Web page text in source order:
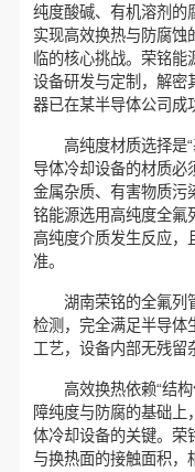
纯度酸碱、有机溶剂的
实现高效换热与防腐蚀
临的核心挑战。荣铭
设备研发与定制，解密
器已在某半导体公司成
高纯度材质选择是“
导体冷却设备的材质必
金属杂质、有害物质污
铭能源选用高纯度全氟
高纯度介质发生反应，
准。
湖南荣铭的全氟列管
检测，完全满足半导体
工艺，设备内部无残留
高效换热依赖“结构
障纯度与防腐的基础上
体冷却设备的关键。荣
与换热面的接触面积，